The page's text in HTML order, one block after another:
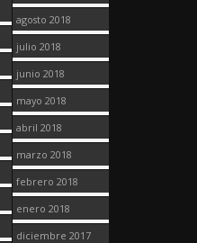
agosto 2018
julio 2018
junio 2018
mayo 2018
abril 2018
marzo 2018
febrero 2018
enero 2018
diciembre 2017